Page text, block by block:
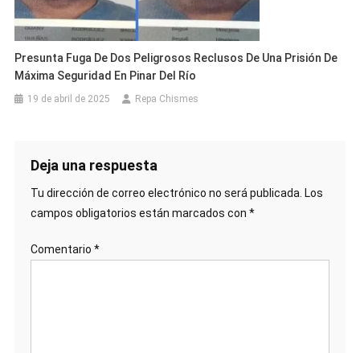
Presunta Fuga De Dos Peligrosos Reclusos De Una Prisión De
Máxima Seguridad En Pinar Del Río
19 de abril de 2025 Repa Chismes
Deja una respuesta
Tu dirección de correo electrónico no será publicada. Los
campos obligatorios están marcados con *
Comentario *